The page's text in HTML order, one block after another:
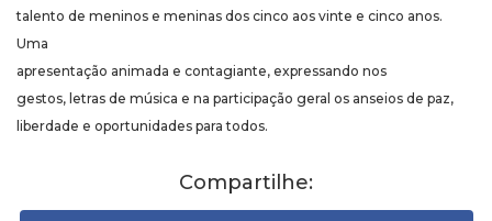
talento de meninos e meninas dos cinco aos vinte e cinco anos.
Uma
apresentação animada e contagiante, expressando nos
gestos, letras de música e na participação geral os anseios de paz,
liberdade e oportunidades para todos.
Compartilhe: